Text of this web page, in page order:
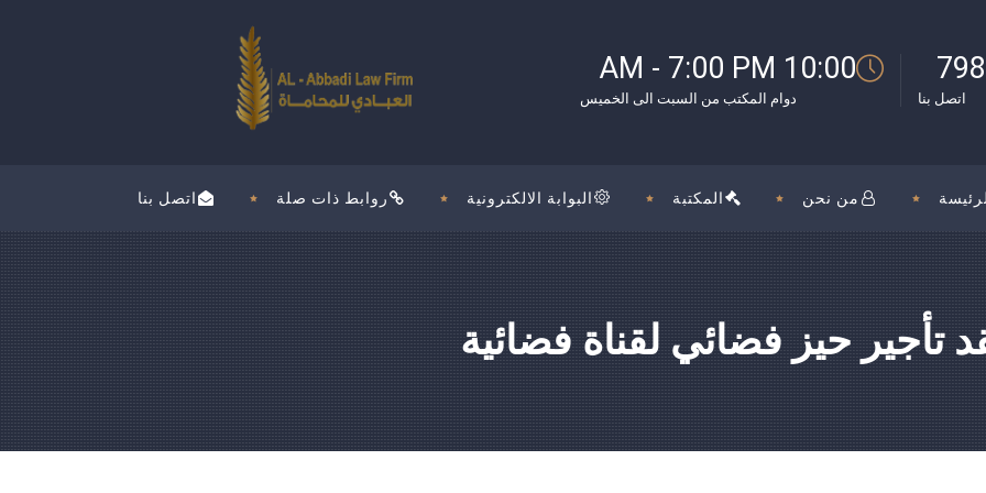
10:00 AM - 7:00 PM
دوام المكتب من السبت الى الخميس اتصل بنا
اتصل بنا روابط ذات صلة البوابة الالكترونية المكتبة من نحن
تأجير حيز فضائي لقناة فضائية